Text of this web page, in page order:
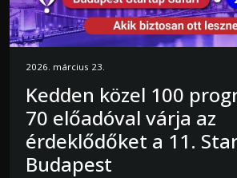
2026. március 23.
Kedden közel 100
70 előadóval várja az
érdeklődőket a 11.
Budapest